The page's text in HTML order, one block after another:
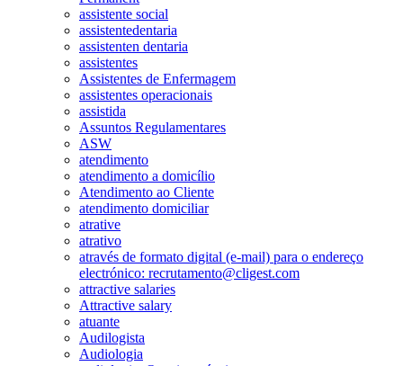
assistente social
assistentedentaria
assistenten dentaria
assistentes
Assistentes de Enfermagem
assistentes operacionais
assistida
Assuntos Regulamentares
ASW
atendimento
atendimento a domicílio
Atendimento ao Cliente
atendimento domiciliar
atrative
atrativo
através de formato digital (e-mail) para o endereço
electrónico: recrutamento@cligest.com
attractive salaries
Attractive salary
atuante
Audilogista
Audiologia